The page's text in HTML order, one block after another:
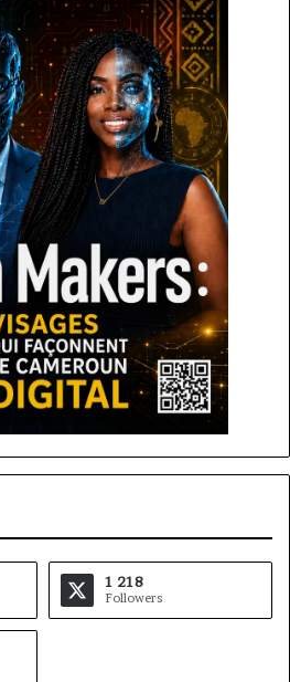
1 218
Followers